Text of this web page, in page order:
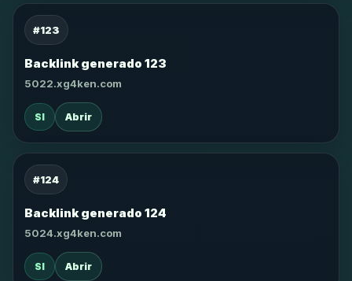
#123
Backlink generado 123
5022.xg4ken.com
SI Abrir
#124
Backlink generado 124
5024.xg4ken.com
SI Abrir